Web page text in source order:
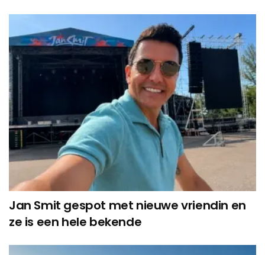
Jan Smit gespot met nieuwe vriendin en
ze is een hele bekende